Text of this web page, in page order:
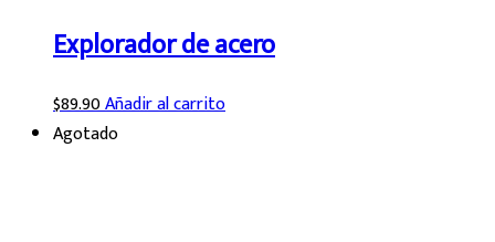
Explorador de acero
$89.90Añadir al carrito
Agotado